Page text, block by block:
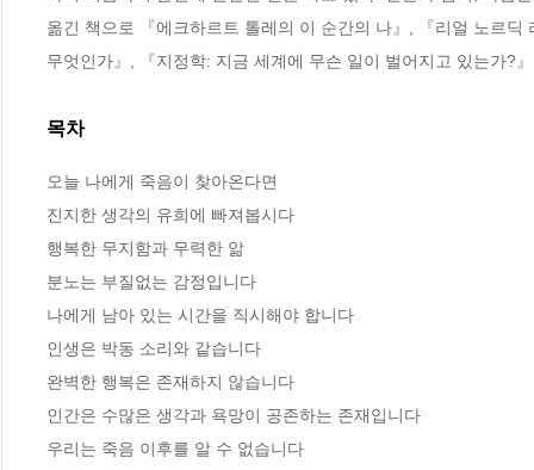
옮긴 책으로 『에크하르트 톨레의 이 순간의 나』, 『리얼 노르
무엇인가』, 『지정학: 지금 세계에 무슨 일이 벌어지고 있는가?
목차
오늘 나에게 죽음이 찾아온다면
진지한 생각의 유희에 빠져봅시다
행복한 무지함과 무력한 앎
분노는 부질없는 감정입니다
나에게 남아 있는 시간을 직시해야 합니다
인생은 박동 소리와 같습니다
완벽한 행복은 존재하지 않습니다
인간은 수많은 생각과 욕망이 공존하는 존재입니다
우리는 죽음 이후를 알 수 없습니다